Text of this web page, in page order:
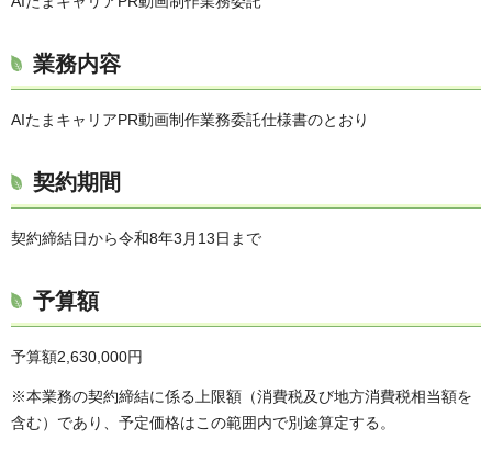
業務内容
AIたまキャリアPR動画制作業務委託仕様書のとおり
契約期間
契約締結日から令和8年3月13日まで
予算額
予算額2,630,000円
※本業務の契約締結に係る上限額（消費税及び地方消費税相当額を
含む）であり、予定価格はこの範囲内で別途算定する。